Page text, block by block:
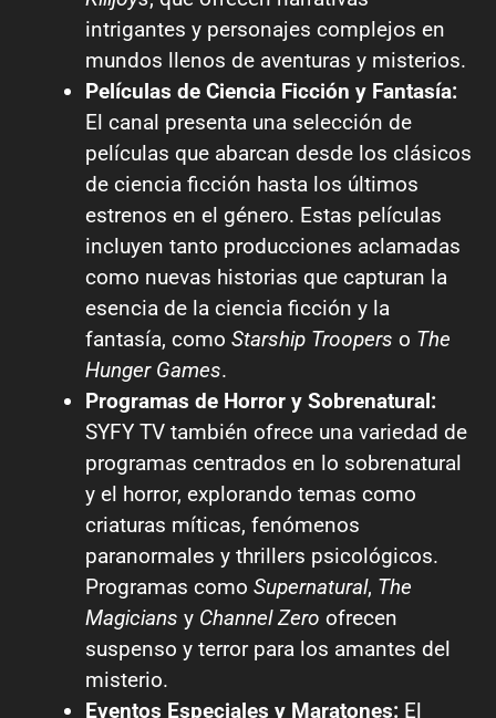
intrigantes y personajes complejos en
mundos llenos de aventuras y misterios.
Películas de Ciencia Ficción y Fantasía:
El canal presenta una selección de
películas que abarcan desde los clásicos
de ciencia ficción hasta los últimos
estrenos en el género. Estas películas
incluyen tanto producciones aclamadas
como nuevas historias que capturan la
esencia de la ciencia ficción y la
fantasía, como Starship Troopers o The
Hunger Games.
Programas de Horror y Sobrenatural:
SYFY TV también ofrece una variedad de
programas centrados en lo sobrenatural
y el horror, explorando temas como
criaturas míticas, fenómenos
paranormales y thrillers psicológicos.
Programas como Supernatural, The
Magicians y Channel Zero ofrecen
suspenso y terror para los amantes del
misterio.
Eventos Especiales y Maratones: El